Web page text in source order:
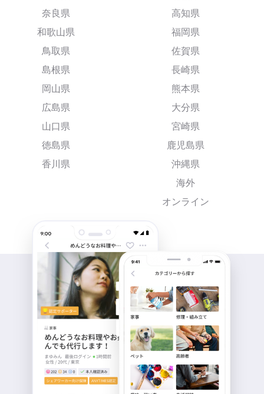
奈良県
和歌山県
鳥取県
島根県
岡山県
広島県
山口県
徳島県
香川県
高知県
福岡県
佐賀県
長崎県
熊本県
大分県
宮崎県
鹿児島県
沖縄県
海外
オンライン